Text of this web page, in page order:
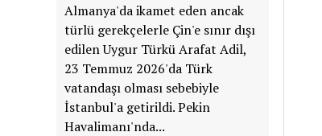
Almanya'da ikamet eden ancak
türlü gerekçelerle Çin'e sınır dışı
edilen Uygur Türkü Arafat Adil,
23 Temmuz 2026'da Türk
vatandaşı olması sebebiyle
İstanbul'a getirildi. Pekin
Havalimanı'nda...